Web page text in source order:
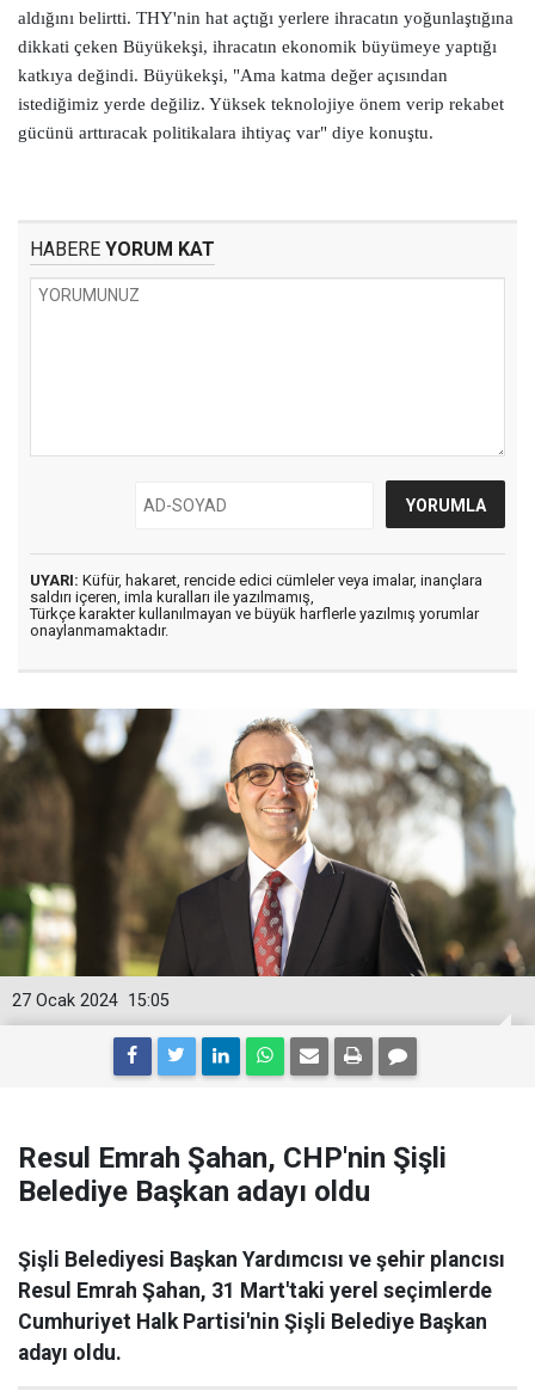
aldığını belirtti. THY'nin hat açtığı yerlere ihracatın yoğunlaştığına
dikkati çeken Büyükekşi, ihracatın ekonomik büyümeye yaptığı
katkıya değindi. Büyükekşi, "Ama katma değer açısından
istediğimiz yerde değiliz. Yüksek teknolojiye önem verip rekabet
gücünü arttıracak politikalara ihtiyaç var" diye konuştu.
HABERE YORUM KAT
UYARI: Küfür, hakaret, rencide edici cümleler veya imalar, inançlara
saldırı içeren, imla kuralları ile yazılmamış,
Türkçe karakter kullanılmayan ve büyük harflerle yazılmış yorumlar
onaylanmamaktadır.
15:05
27 Ocak 2024
Resul Emrah Şahan, CHP'nin Şişli
Belediye Başkan adayı oldu
Şişli Belediyesi Başkan Yardımcısı ve şehir plancısı
Resul Emrah Şahan, 31 Mart'taki yerel seçimlerde
Cumhuriyet Halk Partisi'nin Şişli Belediye Başkan
adayı oldu.